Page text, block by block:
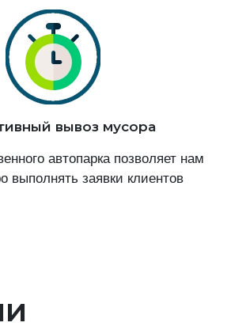
вывоз мусора
автопарка позволяет нам
выполнять заявки клиентов